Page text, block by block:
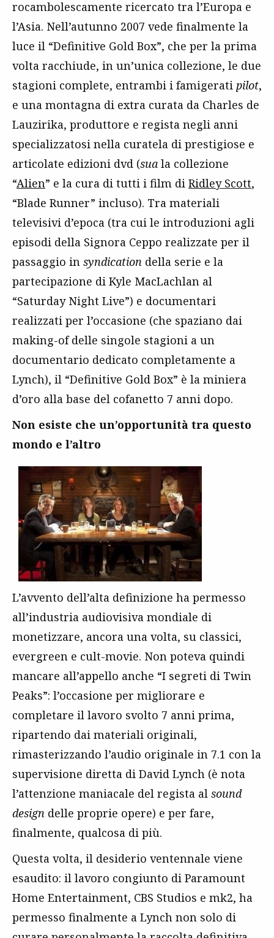
rocambolescamente ricercato tra l’Europa e
l’Asia. Nell’autunno 2007 vede finalmente la
luce il “Definitive Gold Box”, che per la prima
volta racchiude, in un’unica collezione, le due
stagioni complete, entrambi i famigerati pilot,
e una montagna di extra curata da Charles de
Lauzirika, produttore e regista negli anni
specializzatosi nella curatela di prestigiose e
articolate edizioni dvd (sua la collezione
“Alien” e la cura di tutti i film di Ridley Scott,
“Blade Runner” incluso). Tra materiali
televisivi d’epoca (tra cui le introduzioni agli
episodi della Signora Ceppo realizzate per il
passaggio in syndication della serie e la
partecipazione di Kyle MacLachlan al
“Saturday Night Live”) e documentari
realizzati per l’occasione (che spaziano dai
making-of delle singole stagioni a un
documentario dedicato completamente a
Lynch), il “Definitive Gold Box” è la miniera
d’oro alla base del cofanetto 7 anni dopo.
Non esiste che un’opportunità tra questo
mondo e l’altro
L’avvento dell’alta definizione ha permesso
all’industria audiovisiva mondiale di
monetizzare, ancora una volta, su classici,
evergreen e cult-movie. Non poteva quindi
mancare all’appello anche “I segreti di Twin
Peaks”: l’occasione per migliorare e
completare il lavoro svolto 7 anni prima,
ripartendo dai materiali originali,
rimasterizzando l’audio originale in 7.1 con la
supervisione diretta di David Lynch (è nota
l’attenzione maniacale del regista al sound
design delle proprie opere) e per fare,
finalmente, qualcosa di più.
Questa volta, il desiderio ventennale viene
esaudito: il lavoro congiunto di Paramount
Home Entertainment, CBS Studios e mk2, ha
permesso finalmente a Lynch non solo di